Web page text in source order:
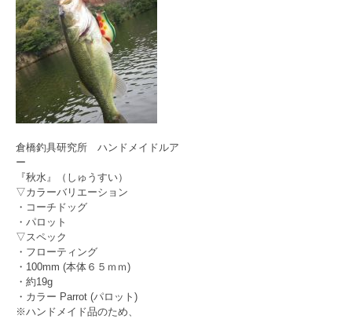
倉橋釣具研究所 ハンドメイドルア
ー
『秋水』（しゅうすい）
▽カラーバリエーション
・コーチドッグ
・パロット
▽スペック
・フローティング
・100mm (本体６５ｍｍ)
・約19g
・カラー Parrot (パロット)
※ハンドメイド品のため、